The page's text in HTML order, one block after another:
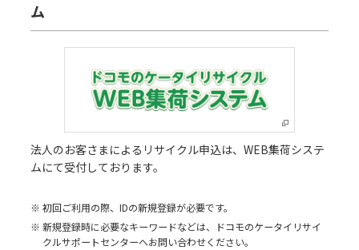
ム
法人のお客さまによるリサイクル申込は、WEB集荷システ
ムにて受付しております。
初回ご利用の際、IDの新規登録が必要です。
新規登録時に必要なキーワードなどは、ドコモのケータイリサイ
クルサポートセンターへお問い合わせください。